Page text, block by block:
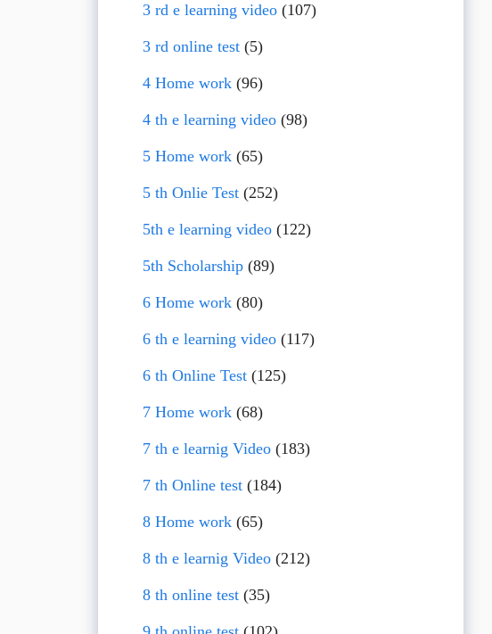
3 rd e learning video(107)
3 rd online test(5)
4 Home work(96)
4 th e learning video(98)
5 Home work(65)
5 th Onlie Test(252)
5th e learning video(122)
5th Scholarship(89)
6 Home work(80)
6 th e learning video(117)
6 th Online Test(125)
7 Home work(68)
7 th e learnig Video(183)
7 th Online test(184)
8 Home work(65)
8 th e learnig Video(212)
8 th online test(35)